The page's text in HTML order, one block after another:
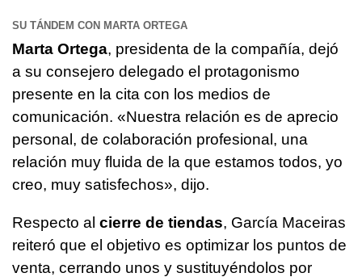
SU TÁNDEM CON MARTA ORTEGA
Marta Ortega, presidenta de la compañía, dejó
a su consejero delegado el protagonismo
presente en la cita con los medios de
comunicación. «Nuestra relación es de aprecio
personal, de colaboración profesional, una
relación muy fluida de la que estamos todos, yo
creo, muy satisfechos», dijo.
Respecto al cierre de tiendas, García Maceiras
reiteró que el objetivo es optimizar los puntos de
venta, cerrando unos y sustituyéndolos por